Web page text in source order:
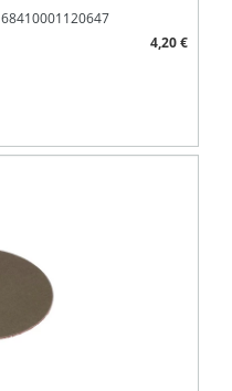
68410001120647
4,20 €